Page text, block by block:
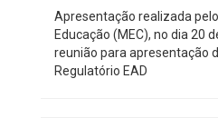
Apresentação realizada
Educação (MEC), no dia 20
reunião para apresentação
Regulatório EAD